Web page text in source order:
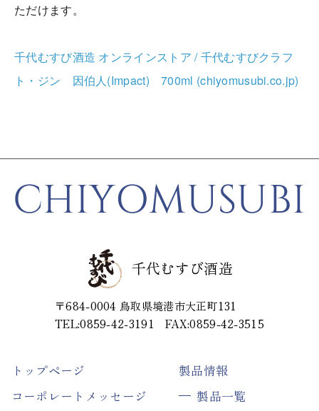
ただけます。
千代むすび酒造 オンラインストア / 千代むすびクラフ
ト・ジン 因伯人(Impact) 700ml (chiyomusubi.co.jp)
CHIYOMUSUBI
千代むすび酒造
〒684-0004 鳥取県境港市大正町131
TEL:0859-42-3191FAX:0859-42-3515
トップページ
コーポレートメッセージ
製品情報
製品一覧